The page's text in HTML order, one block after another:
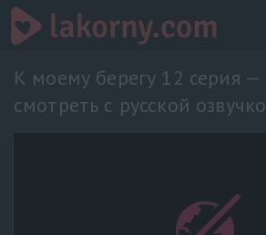
К моему берегу 12 серия —
смотреть с русской